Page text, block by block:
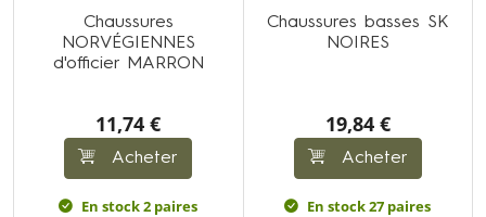
Chaussures
NORVÉGIENNES
d'officier MARRON
11,74 €
Acheter
En stock 2 paires
Chaussures basses SK
NOIRES
19,84 €
Acheter
En stock 27 paires